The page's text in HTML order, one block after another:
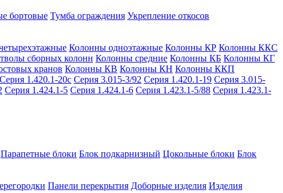
бортовые Тумба ограждения Укрепление откосов
Колонны одноэтажные Колонны КР Колонны ККС
сборных колонн Колонны средние Колонны КБ Колонны КГ
кранов Колонны КВ Колонны КН Колонны ККП
Серия 1.420.1-20с Серия 3.015-3/92 Серия 1.420.1-19 Серия 3.015-
Серия 1.424.1-5 Серия 1.424.1-6 Серия 1.423.1-5/88 Серия 1.423.1-
Парапетные блоки Блок подкарнизный Цокольные блоки Блок
Панели перекрытия Доборные изделия Изделия